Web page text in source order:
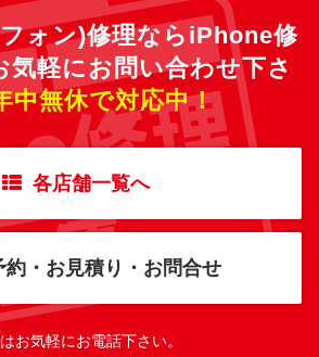
ォン)修理ならiPhone修
気軽にお問い合わせ下さ
中無休で対応中！
各店舗一覧へ
約・お見積り・お問合せ
お気軽にお電話下さい。